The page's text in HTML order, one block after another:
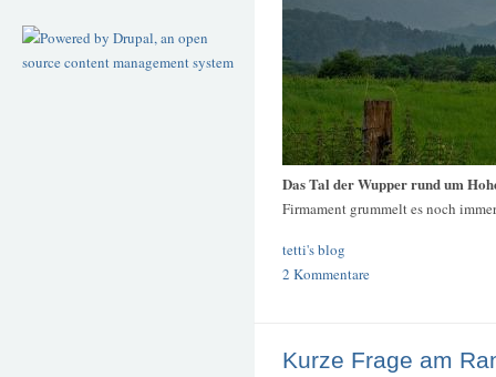
Das Tal der Wupper rund um
Firmament grummelt es noch
tetti's blog
2 Kommentare
Kurze Frage am